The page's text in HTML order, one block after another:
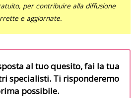
per contribuire alla diffusione
e aggiornate.
al tuo quesito, fai la tua
specialisti. Ti risponderemo
possibile.